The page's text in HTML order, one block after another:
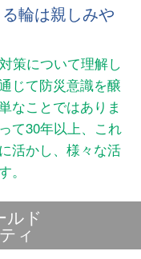
輪は親しみや
策について理解し
じて防災意識を醸
なことではありま
て30年以上、これ
活かし、様々な活
ルド
ィ